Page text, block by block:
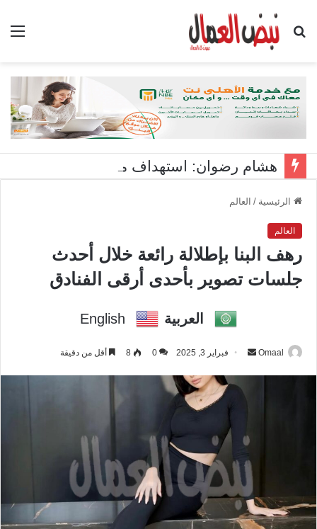
بحث
الرئيسية / العالم
العالم
رهف البنا بإطلالة رائعة خلال أحدث
جلسات تصوير بأحدى أرقى الفنادق
العربية English
Omaal
س
ر
د
ا
إ
ل
فبراير 3, 2025 0
8 أقل من دقيقة